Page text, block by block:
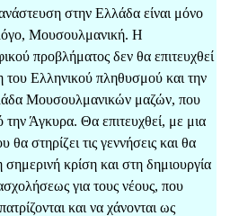
στην Ελλάδα είναι μόνο
Μουσουλμανική. Η
προβλήματος δεν θα επιτευχθεί
του Ελληνικού πληθυσμού και την
Μουσουλμανικών μαζών, που
την Άγκυρα. Θα επιτευχθεί, με μια
στηρίζει τις γεννήσεις και θα
κρίση και στη δημιουργία
για τους νέους, που
και να χάνονται ως